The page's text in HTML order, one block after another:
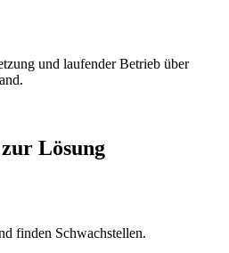
und laufender Betrieb über
Lösung
finden Schwachstellen.